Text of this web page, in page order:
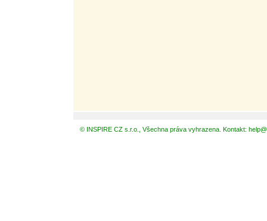
© INSPIRE CZ s.r.o., Všechna práva vyhrazena. Kontakt: